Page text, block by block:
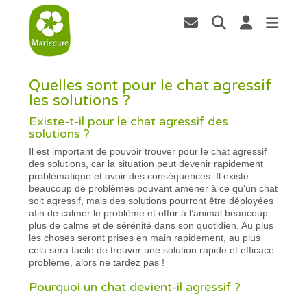
Quelles sont pour le chat agressif
les solutions ?
Existe-t-il pour le chat agressif des
solutions ?
Il est important de pouvoir trouver pour le chat agressif
des solutions, car la situation peut devenir rapidement
problématique et avoir des conséquences. Il existe
beaucoup de problèmes pouvant amener à ce qu’un chat
soit agressif, mais des solutions pourront être déployées
afin de calmer le problème et offrir à l’animal beaucoup
plus de calme et de sérénité dans son quotidien. Au plus
les choses seront prises en main rapidement, au plus
cela sera facile de trouver une solution rapide et efficace
problème, alors ne tardez pas !
Pourquoi un chat devient-il agressif ?